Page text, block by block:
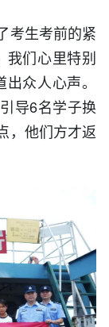
考生考前的紧
我们心里特别
众人心声。
导6名学子换
，他们方才返